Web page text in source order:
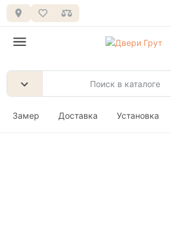
Замер Доставка Установка